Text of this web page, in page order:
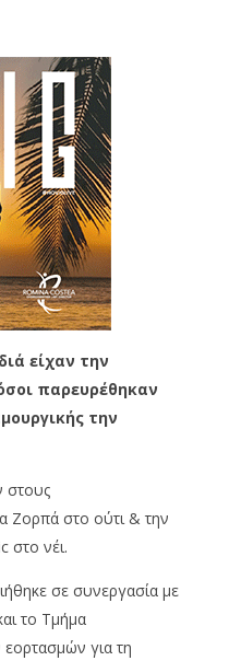
είχαν την
παρευρέθηκαν
την
στους
Ζορπά στο ούτι & την
στο νέι.
σε συνεργασία με
το Τμήμα
για τη